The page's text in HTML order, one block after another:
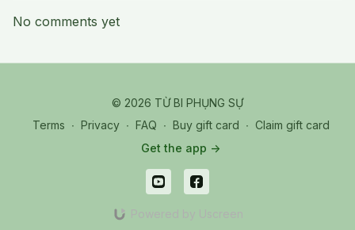
No comments yet
© 2026 TỪ BI PHỤNG SỰ
Terms ∙ Privacy ∙ FAQ ∙ Buy gift card ∙ Claim gift card
Get the app ->
Powered by Uscreen